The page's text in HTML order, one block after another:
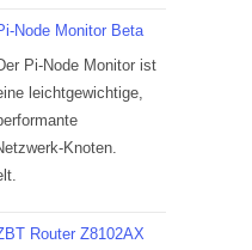
Node Monitor Beta
Pi-Node Monitor ist
leichtgewichtige,
Knoten.
Router Z8102AX